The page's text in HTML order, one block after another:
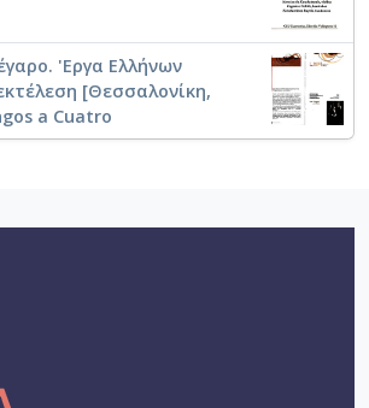
'Εργα Ελλήνων
[Θεσσαλονίκη,
a Cuatro